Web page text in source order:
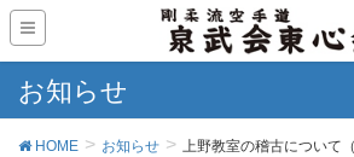
お知らせ
HOME お知らせ 上野教室の稽古について